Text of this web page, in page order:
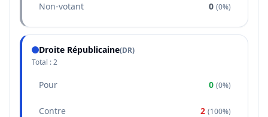
Non-votant 0 (0%)
Droite Républicaine(DR)
Total :2
Pour 0 (0%)
Contre 2 (100%)